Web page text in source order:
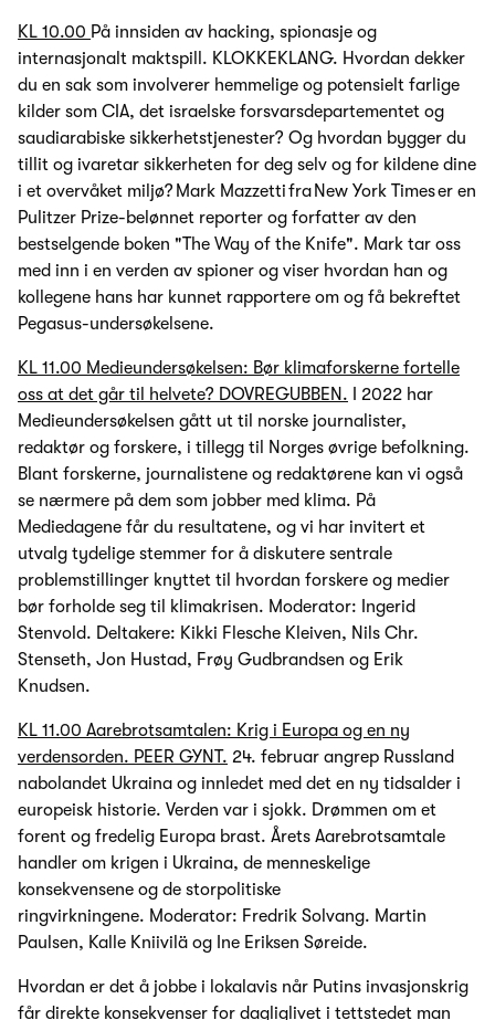
KL 10.00 På innsiden av hacking, spionasje og
internasjonalt maktspill. KLOKKEKLANG. Hvordan dekker
du en sak som involverer hemmelige og potensielt farlige
kilder som CIA, det israelske forsvarsdepartementet og
saudiarabiske sikkerhetstjenester? Og hvordan bygger du
tillit og ivaretar sikkerheten for deg selv og for kildene dine
i et overvåket miljø? Mark Mazzetti fra New York Times er en
Pulitzer Prize-belønnet reporter og forfatter av den
bestselgende boken "The Way of the Knife". Mark tar oss
med inn i en verden av spioner og viser hvordan han og
kollegene hans har kunnet rapportere om og få bekreftet
Pegasus-undersøkelsene.
KL 11.00 Medieundersøkelsen: Bør klimaforskerne fortelle
oss at det går til helvete? DOVREGUBBEN. I 2022 har
Medieundersøkelsen gått ut til norske journalister,
redaktør og forskere, i tillegg til Norges øvrige befolkning.
Blant forskerne, journalistene og redaktørene kan vi også
se nærmere på dem som jobber med klima. På
Mediedagene får du resultatene, og vi har invitert et
utvalg tydelige stemmer for å diskutere sentrale
problemstillinger knyttet til hvordan forskere og medier
bør forholde seg til klimakrisen. Moderator: Ingerid
Stenvold. Deltakere: Kikki Flesche Kleiven, Nils Chr.
Stenseth, Jon Hustad, Frøy Gudbrandsen og Erik
Knudsen.
KL 11.00 Aarebrotsamtalen: Krig i Europa og en ny
verdensorden. PEER GYNT. 24. februar angrep Russland
nabolandet Ukraina og innledet med det en ny tidsalder i
europeisk historie. Verden var i sjokk. Drømmen om et
forent og fredelig Europa brast. Årets Aarebrotsamtale
handler om krigen i Ukraina, de menneskelige
konsekvensene og de storpolitiske
ringvirkningene. Moderator: Fredrik Solvang. Martin
Paulsen, Kalle Kniivilä og Ine Eriksen Søreide.
Hvordan er det å jobbe i lokalavis når Putins invasjonskrig
får direkte konsekvenser for dagliglivet i tettstedet man